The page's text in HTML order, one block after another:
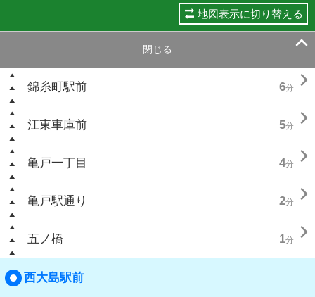
地図表示に切り替える
閉じる 
錦糸町駅前 6分 
江東車庫前 5分 
亀戸一丁目 4分 
亀戸駅通り 2分 
五ノ橋 1分 
西大島駅前